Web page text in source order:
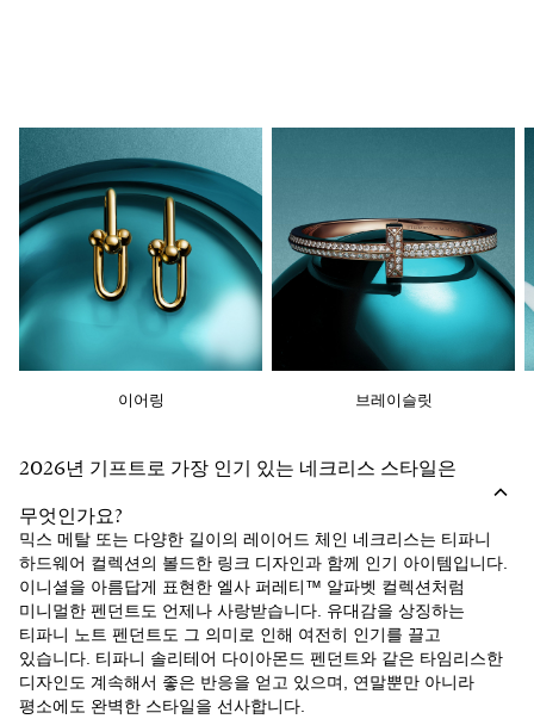
이어링 브레이슬릿
2026년 기프트로 가장 인기 있는 네크리스 스타일은
무엇인가요?
믹스 메탈 또는 다양한 길이의 레이어드 체인 네크리스는 티파니
하드웨어 컬렉션의 볼드한 링크 디자인과 함께 인기 아이템입니다.
이니셜을 아름답게 표현한 엘사 퍼레티™ 알파벳 컬렉션처럼
미니멀한 펜던트도 언제나 사랑받습니다. 유대감을 상징하는
티파니 노트 펜던트도 그 의미로 인해 여전히 인기를 끌고
있습니다. 티파니 솔리테어 다이아몬드 펜던트와 같은 타임리스한
디자인도 계속해서 좋은 반응을 얻고 있으며, 연말뿐만 아니라
평소에도 완벽한 스타일을 선사합니다.